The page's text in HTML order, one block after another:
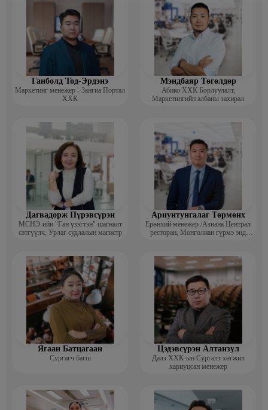
Ганболд Тод-Эрдэнэ
Маркетинг менежер - Зангиа Портал
ХХК
Мэндбаяр Төгөлдөр
Абико ХХК Борлуулалт,
Маркетингийн албаны захирал
Дагвадорж Пүрэвсүрэн
МСНЭ-ийн "Ган үзэгтэн" шагналт
сэтгүүлч, Урлаг судлалын магистр
Ариунтунгалаг Төрмөнх
Ерөнхий менежер /Азиана Централ
ресторан, Монголиан гүрмэ энд
Ягаан Батцагаан
Сургагч багш
Цэдэвсүрэн Алтанзул
Далз ХХК-ын Сургалт хөгжил
хариуцсан менежер